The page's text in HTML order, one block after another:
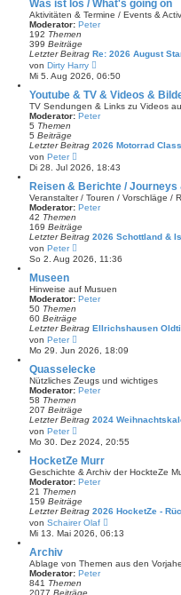
s
t
e
B
e
t
a
g
Was ist los / What's going on
Aktivitäten & Termine / Events &
Moderator: Peter
192 Themen
399 Beiträge
Letzter Beitrag Re: 2026 August
von Dirty Harry
e
u
e
s
t
e
B
e
t
a
g
Mi 5. Aug 2026, 06:50
Youtube & TV & Videos &
TV Sendungen & Links zu Videos
Moderator: Peter
5 Themen
5 Beiträge
Letzter Beitrag 2026 Motorrad
von Peter
e
u
e
s
t
e
B
e
t
g
Di 28. Jul 2026, 18:43
Reisen & Berichte / Journeys
Veranstalter / Touren / Vorschläge /
Moderator: Peter
42 Themen
169 Beiträge
Letzter Beitrag 2026 Schottland &
von Peter
e
u
s
t
e
e
t
a
g
So 2. Aug 2026, 11:36
Museen
Hinweise auf Musuen
Moderator: Peter
50 Themen
60 Beiträge
Letzter Beitrag Ellrichshausen
von Peter
e
u
e
s
t
e
B
e
a
g
Mo 29. Jun 2026, 18:09
Quasselecke
Nützliches Zeugs und wichtiges
Moderator: Peter
58 Themen
207 Beiträge
Letzter Beitrag 2024
von Peter
e
u
e
s
t
e
B
e
i
t
g
Mo 30. Dez 2024, 20:55
HocketZe Murr
Geschichte & Archiv der HockteZe
Moderator: Peter
21 Themen
159 Beiträge
Letzter Beitrag 2026 HocketZe -
von Schairer Olaf
e
u
t
Mi 13. Mai 2026, 06:13
Archiv
Ablage von Themen aus den
Moderator: Peter
841 Themen
2077 Beiträge